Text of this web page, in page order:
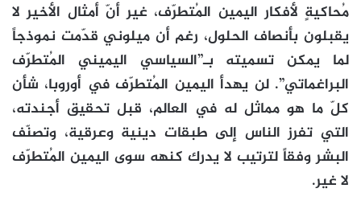
مُحاكيةٍ لأفكار اليمين المُتطرّف، غير أنّ أمثال الأخير لا
يقبلون بأنصاف الحلول، رغم أن ميلوني قدّمت نموذجاً
لما يمكن تسميته بـ”السياسي اليميني المُتطرّف
البراغماتي”. لن يهدأ اليمين المُتطرّف في أوروبا، شأن
كلّ ما هو مماثل له في العالم، قبل تحقيق أجندته،
التي تفرز الناس إلى طبقات دينية وعرقية، وتصنّف
البشر وفقاً لترتيب لا يدرك كنهه سوى اليمين المُتطرّف
لا غير.